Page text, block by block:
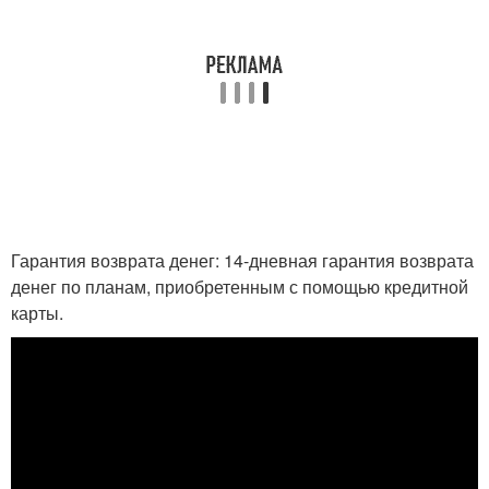
Гарантия возврата денег: 14-дневная гарантия возврата
денег по планам, приобретенным с помощью кредитной
карты.